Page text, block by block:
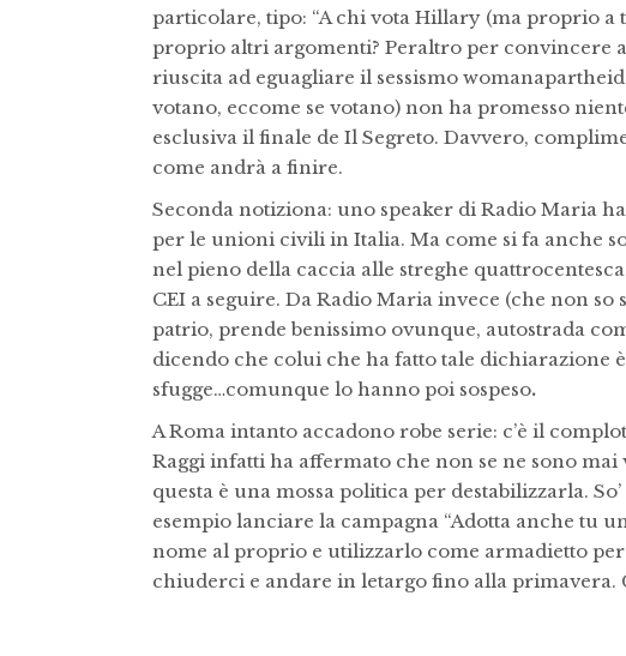
particolare, tipo: “A chi vota Hillary (ma proprio a
proprio altri argomenti? Peraltro per convincere
riuscita ad eguagliare il sessismo
votano, eccome se votano) non ha promesso
esclusiva il finale de Il Segreto. Davvero,
come andrà a finire.
Seconda notiziona: uno speaker di Radio Maria
per le unioni civili in Italia. Ma come si fa anche
nel pieno della caccia alle streghe
CEI a seguire. Da Radio Maria invece (che non
patrio, prende benissimo ovunque, autostrada
dicendo che colui che ha fatto tale dichiarazione
sfugge…comunque lo hanno poi sospeso.
A Roma intanto accadono robe serie: c’è il
Raggi infatti ha affermato che non se ne sono
questa è una mossa politica per destabilizzarla.
esempio lanciare la campagna “Adotta anche tu
nome al proprio e utilizzarlo come armadietto
chiuderci e andare in letargo fino alla primavera.